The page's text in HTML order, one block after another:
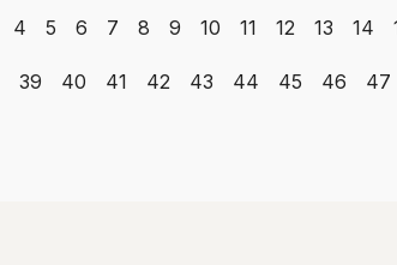
4 5 6 7 8 9 10 11 12 13 14
39 40 41 42 43 44 45 46 47